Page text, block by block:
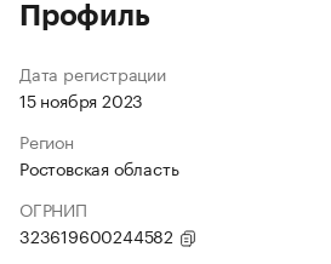
Профиль
Дата регистрации
15 ноября 2023
Регион
Ростовская область
ОГРНИП
323619600244582